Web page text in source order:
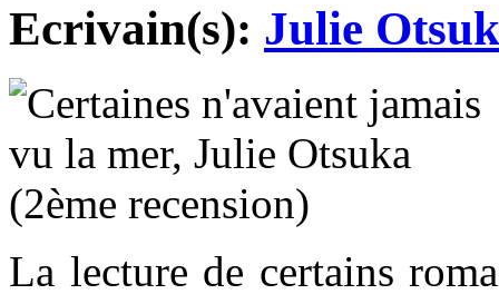
Ecrivain(s): Julie
La lecture de certains